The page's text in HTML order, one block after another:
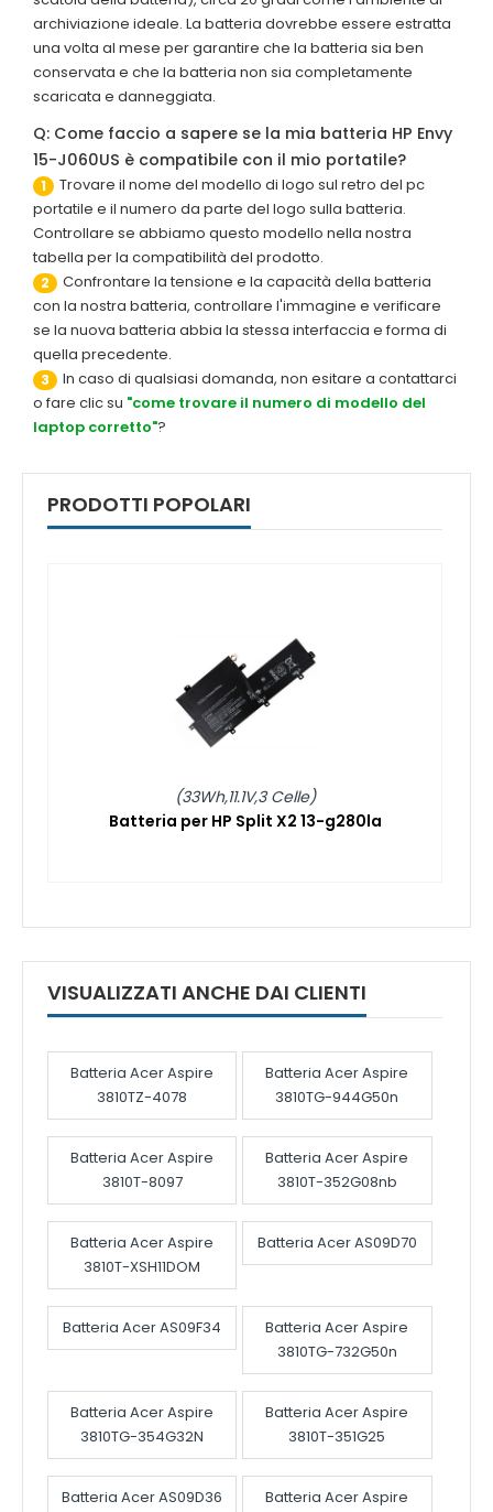
archiviazione ideale. La batteria dovrebbe essere estratta
una volta al mese per garantire che la batteria sia ben
conservata e che la batteria non sia completamente
scaricata e danneggiata.
Q: Come faccio a sapere se la mia batteria HP Envy
15-J060US è compatibile con il mio portatile?
1
Trovare il nome del modello di logo sul retro del pc
portatile e il numero da parte del logo sulla batteria.
Controllare se abbiamo questo modello nella nostra
tabella per la compatibilità del prodotto.
2
Confrontare la tensione e la capacità della batteria
con la nostra batteria, controllare l'immagine e verificare
se la nuova batteria abbia la stessa interfaccia e forma di
quella precedente.
3
In caso di qualsiasi domanda, non esitare a contattarci
o fare clic su "come trovare il numero di modello del
laptop corretto"?
PRODOTTI POPOLARI
(33Wh,11.1V,3 Celle)
Batteria per HP Split X2 13-g280la
VISUALIZZATI ANCHE DAI CLIENTI
Batteria Acer Aspire
3810TZ-4078
Batteria Acer Aspire
3810TG-944G50n
Batteria Acer Aspire
3810T-8097
Batteria Acer Aspire
3810T-352G08nb
Batteria Acer Aspire
3810T-XSH11DOM
Batteria Acer AS09D70
Batteria Acer AS09F34
Batteria Acer Aspire
3810TG-732G50n
Batteria Acer Aspire
3810TG-354G32N
Batteria Acer Aspire
3810T-351G25
Batteria Acer AS09D36
Batteria Acer Aspire